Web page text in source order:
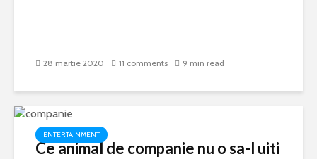
28 martie 2020 11 comments 9 min read
ENTERTAINMENT
Ce animal de companie nu o sa-l uiti